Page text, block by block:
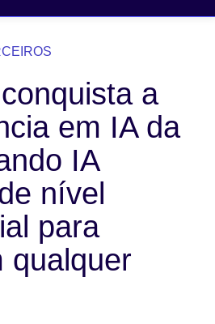
a
em IA da
IA
nível
para
qualquer